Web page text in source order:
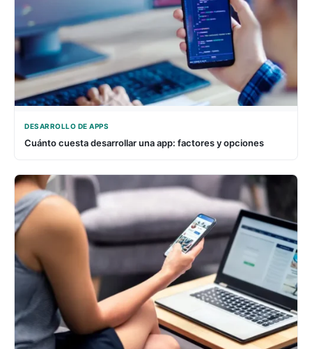
DESARROLLO DE APPS
Cuánto cuesta desarrollar una app: factores y opciones